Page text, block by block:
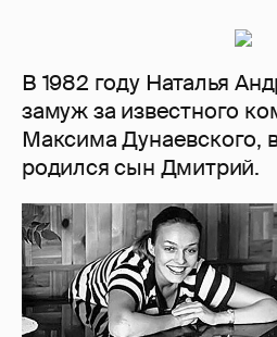
В 1982 году Наталья
замуж за известного
Максима Дунаевского,
родился сын Дмитрий.